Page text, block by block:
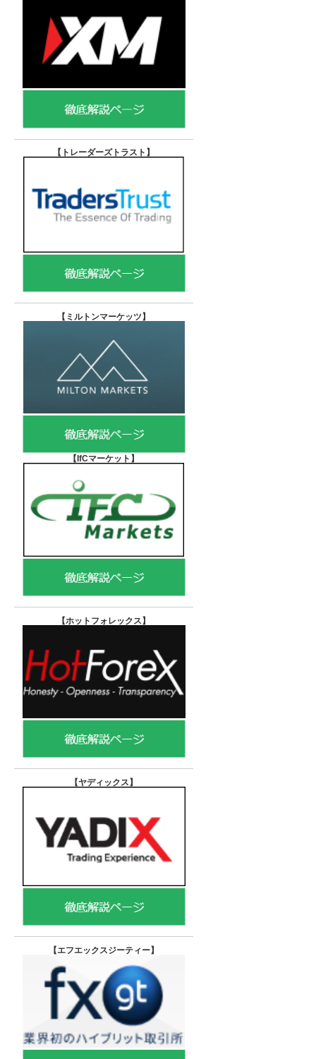
【トレーダーズトラスト 】
【 ミルトンマーケッツ】
【IfCマーケット 】
【ホットフォレックス 】
【ヤディックス 】
【エフエックスジーティー】